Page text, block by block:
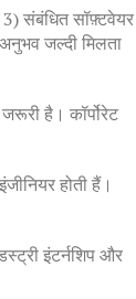
संबंधित सॉफ़्टवेयर
जल्दी मिलता
है। कॉर्पोरेट
होती हैं।
इंटर्नशिप और